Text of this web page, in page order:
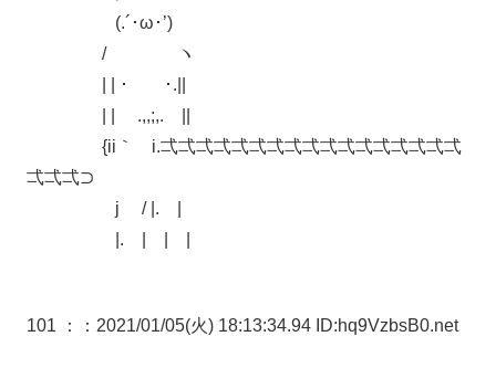
(.´･ω･’)
/ ヽ
| | ･ ･.||
| | .,,;,. ||
{ii｀ i.弌弌弌弌弌弌弌弌弌弌弌弌弌弌弌弌弌
弌弌弌⊃
j / |. |
|. | | |
101 ： ：2021/01/05(火) 18:13:34.94 ID:hq9VzbsB0.net